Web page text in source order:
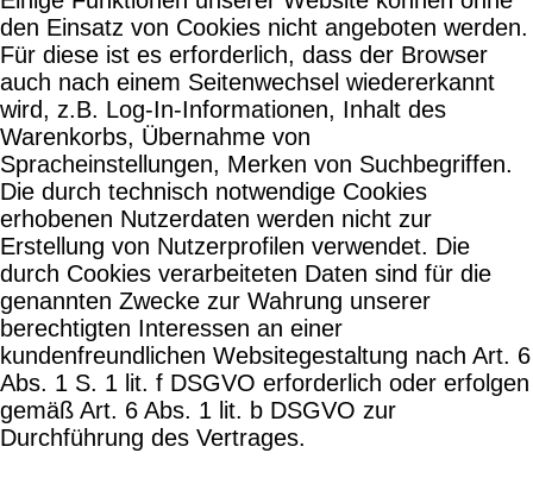
den Einsatz von Cookies nicht angeboten werden.
Für diese ist es erforderlich, dass der Browser
auch nach einem Seitenwechsel wiedererkannt
wird, z.B. Log-In-Informationen, Inhalt des
Warenkorbs, Übernahme von
Spracheinstellungen, Merken von Suchbegriffen.
Die durch technisch notwendige Cookies
erhobenen Nutzerdaten werden nicht zur
Erstellung von Nutzerprofilen verwendet. Die
durch Cookies verarbeiteten Daten sind für die
genannten Zwecke zur Wahrung unserer
berechtigten Interessen an einer
kundenfreundlichen Websitegestaltung nach Art. 6
Abs. 1 S. 1 lit. f DSGVO erforderlich oder erfolgen
gemäß Art. 6 Abs. 1 lit. b DSGVO zur
Durchführung des Vertrages.